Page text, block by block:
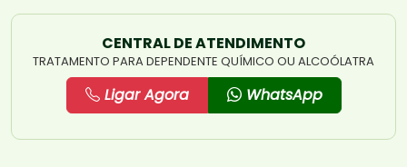
CENTRAL DE ATENDIMENTO
TRATAMENTO PARA DEPENDENTE QUÍMICO OU ALCOÓLATRA
Ligar Agora WhatsApp